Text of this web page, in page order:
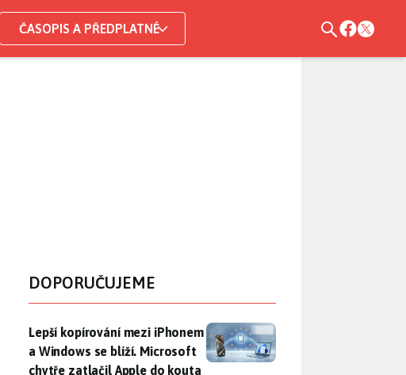
ČASOPIS A PŘEDPLATNÉ
DOPORUČUJEME
Lepší kopírování mezi iPhonem a Windows se blíží. Microsoft
Lepší kopírování mezi iPhonem
a Windows se blíží. Microsoft
chytře zatlačil Apple do kouta